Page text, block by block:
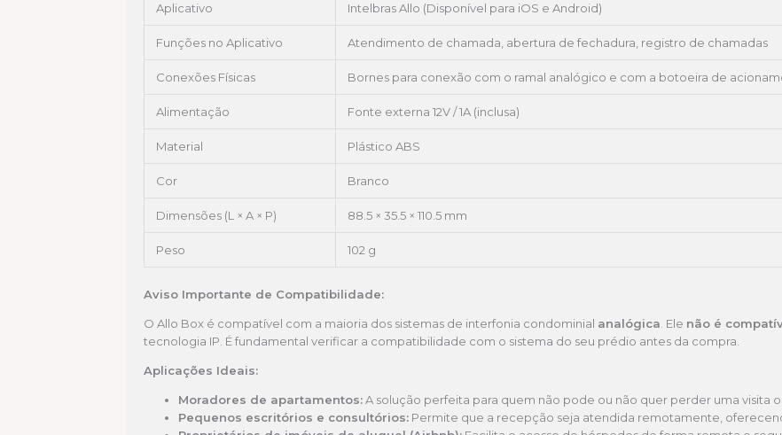
Aplicativo Intelbras Allo (Disponível para iOS e Android)
Funções no Aplicativo Atendimento de chamada, abertura de fechadura, registro de chamadas
Conexões Físicas Bornes para conexão com o ramal analógico e com a botoeira de
Alimentação Fonte externa 12V / 1A (inclusa)
Material Plástico ABS
Cor Branco
Dimensões (L × A × P) 88.5 × 35.5 × 110.5 mm
Peso 102 g
Aviso Importante de Compatibilidade:
O Allo Box é compatível com a maioria dos sistemas de interfonia condominial analógica . Ele não é
tecnologia IP. É fundamental verificar a compatibilidade com o sistema do seu prédio antes da compra.
Aplicações Ideais:
Moradores de apartamentos:A solução perfeita para quem não pode ou não quer perder uma visita
Pequenos escritórios e consultórios: Permite que a recepção seja atendida remotamente,